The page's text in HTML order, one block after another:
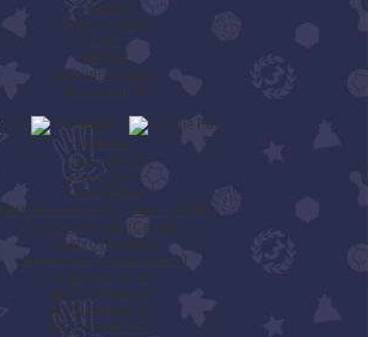
◦ Вакансії
Клуб Ігромаг
Блог
◦ Форум
Публічна оферта
Мапа сайту
◦ Манчкін
◦ Діксіт (Dixit)
◦ Монополія
Аліас (Alias)
Квиток на потяг (Ticket to Ride)
Колонізатори (Catan)
Hasbro (Хасбро)
◦ Каркасон (Carcassonne)
Ігри для дітей
(067) 589-03-97
(095) 589-03-97
(093) 589-03-97